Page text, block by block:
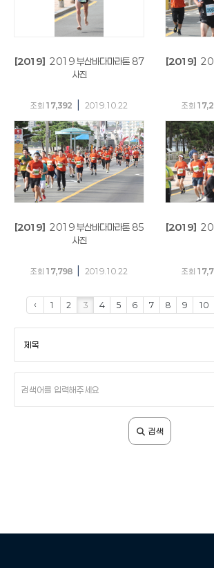
[2019] 2019 부산바다마라톤 87
사진
조회 17,392 2019.10.22
[2019]
조회
[2019] 2019 부산바다마라톤 85
사진
조회 17,798 2019.10.22
[2019]
조회
‹ 1 2 3 4 5 6 7 8 9 10
조
어
력
검색